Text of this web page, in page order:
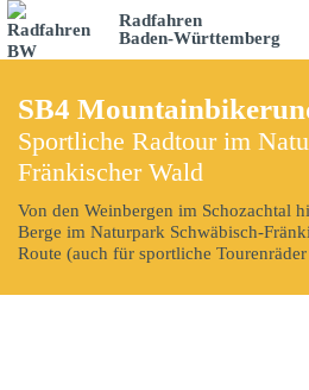
Radfahren
Baden-Württemberg
SB4
Sportliche Radtour im
Fränkischer Wald
Von den Weinbergen im Schozachtal
Berge im Naturpark Schwäbisch-
Route (auch für sportliche